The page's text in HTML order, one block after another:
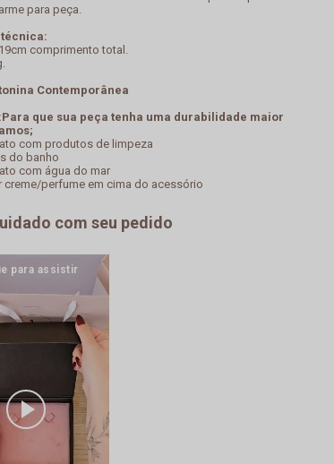
para peça.
19cm comprimento total.
Contemporânea
que sua peça tenha uma durabilidade maior
com produtos de limpeza
do banho
com água do mar
creme/perfume em cima do acessório
com seu pedido